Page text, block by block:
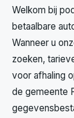
Welkom bij
betaalbare
Wanneer u
zoeken,
voor afhaling
de gemeente